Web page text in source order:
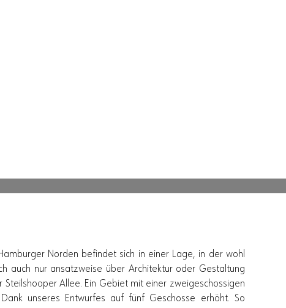
Norden befindet sich in einer Lage, in der wohl
auch nur ansatzweise über Architektur oder Gestaltung
Steilshooper Allee. Ein Gebiet mit einer zweigeschossigen
unseres Entwurfes auf fünf Geschosse erhöht. So